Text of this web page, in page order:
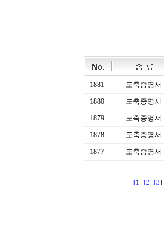
1881 도축증명서
1880
도축증명서
1879
도축증명서
1878
도축증명서
1877
도축증명서
[1] [2] [3]